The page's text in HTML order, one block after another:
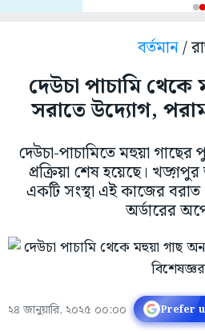
বর্তমান/
দেউচা পাচামি থেকে
সরাতে উদ্যোগ,
দেউচা-পাচামিতে মহুয়া গাছের
প্রক্রিয়া শেষ হয়েছে।
একটি সংস্থা এই কাজের
অর্ডারের
২৪ জানুয়ারি, ২০২৫ ০০:০০ Prefer